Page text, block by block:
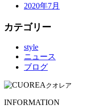
2020年7月
カテゴリー
style
ニュース
ブログ
クオレア
INFORMATION